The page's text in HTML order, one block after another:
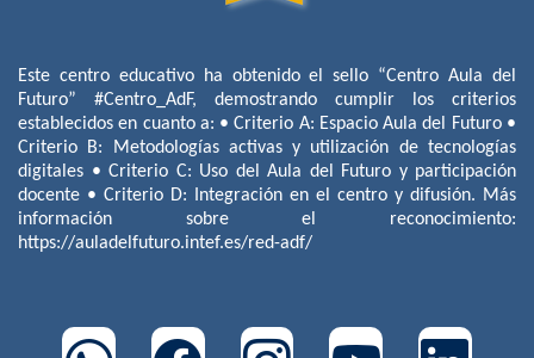
Este centro educativo ha obtenido el sello “Centro Aula del
Futuro” #Centro_AdF, demostrando cumplir los criterios
establecidos en cuanto a: • Criterio A: Espacio Aula del Futuro •
Criterio B: Metodologías activas y utilización de tecnologías
digitales • Criterio C: Uso del Aula del Futuro y participación
docente • Criterio D: Integración en el centro y difusión. Más
información sobre el reconocimiento:
https://auladelfuturo.intef.es/red-adf/